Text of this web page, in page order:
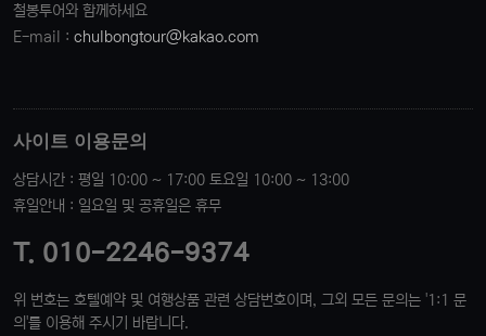
철봉투어와 함께하세요
E-mail : chulbongtour@kakao.com
사이트 이용문의
상담시간 : 평일 10:00 ~ 17:00 토요일 10:00 ~ 13:00
휴일안내 : 일요일 및 공휴일은 휴무
T. 010-2246-9374
위 번호는 호텔예약 및 여행상품 관련 상담번호이며, 그외 모든 문의는 '1:1 문
의'를 이용해 주시기 바랍니다.